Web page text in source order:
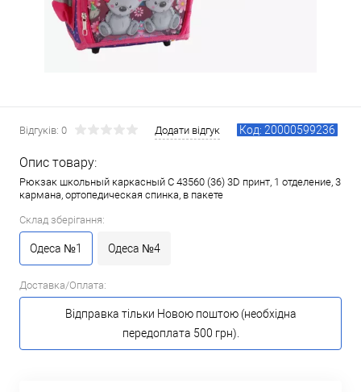
Відгуків: 0 Додати відгук Код: 20000599236
Опис товару:
Рюкзак школьный каркасный С 43560 (36) 3D принт, 1 отделение, 3
кармана, ортопедическая спинка, в пакете
Склад зберігання:
Одеса №1 Одеса №4
Доставка/Оплата:
Відправка тільки Новою поштою (необхідна
передоплата 500 грн).